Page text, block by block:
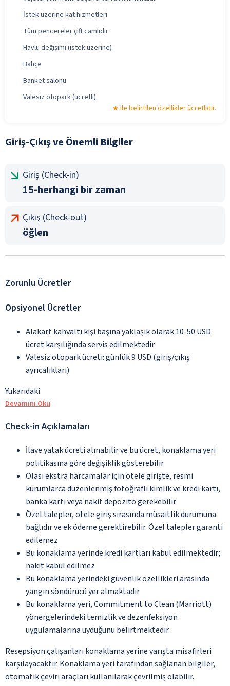
İstek üzerine kat hizmetleri
Tüm pencereler çift camlıdır
Havlu değişimi (istek üzerine)
Bahçe
Banket salonu
Valesiz otopark (ücretli)
ile belirtilen özellikler ücretlidir.
Giriş-Çıkış ve Önemli Bilgiler
Giriş (Check-in)
15-herhangi bir zaman
Çıkış (Check-out)
öğlen
Zorunlu Ücretler
Opsiyonel Ücretler
Alakart kahvaltı kişi başına yaklaşık olarak 10-50 USD
ücret karşılığında servis edilmektedir
Valesiz otopark ücreti: günlük 9 USD (giriş/çıkış
ayrıcalıkları)
Yukarıdaki
Devamını Oku
Check-in Açıklamaları
İlave yatak ücreti alınabilir ve bu ücret, konaklama yeri
politikasına göre değişiklik gösterebilir
Olası ekstra harcamalar için otele girişte, resmi
kurumlarca düzenlenmiş fotoğraflı kimlik ve kredi kartı,
banka kartı veya nakit depozito gerekebilir
Özel talepler, otele giriş sırasında müsaitlik durumuna
bağlıdır ve ek ödeme gerektirebilir. Özel talepler garanti
edilemez
Bu konaklama yerinde kredi kartları kabul edilmektedir;
nakit kabul edilmez
Bu konaklama yerindeki güvenlik özellikleri arasında
yangın söndürücü yer almaktadır
Bu konaklama yeri, Commitment to Clean (Marriott)
yönergelerindeki temizlik ve dezenfeksiyon
uygulamalarına uyduğunu belirtmektedir.
Resepsiyon çalışanları konaklama yerine varışta misafirleri
karşılayacaktır. Konaklama yeri tarafından sağlanan bilgiler,
otomatik çeviri araçları kullanılarak çevrilmiş olabilir.